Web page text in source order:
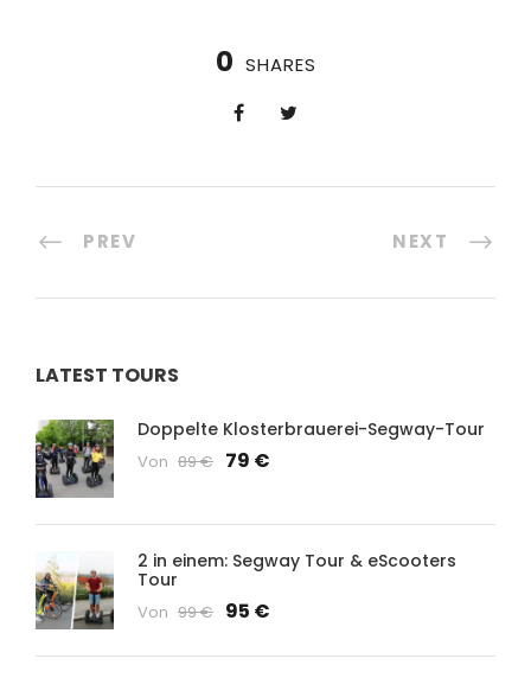
0 SHARES
PREV NEXT
LATEST TOURS
Doppelte Klosterbrauerei-Segway-Tour
Von 89 € 79 €
2 in einem: Segway Tour & eScooters
Tour
Von 99 € 95 €